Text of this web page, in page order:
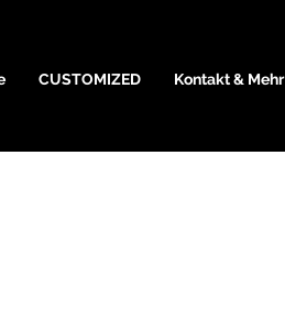
CUSTOMIZED Kontakt & Mehr